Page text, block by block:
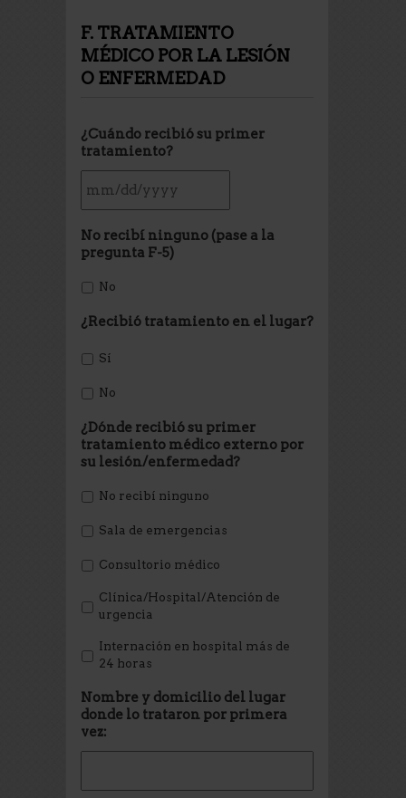
F. TRATAMIENTO
MÉDICO POR LA LESIÓN
O ENFERMEDAD
¿Cuándo recibió su primer
tratamiento?
No recibí ninguno (pase a la
pregunta F-5)
No
¿Recibió tratamiento en el lugar?
Sí
No
¿Dónde recibió su primer
tratamiento médico externo por
su lesión/enfermedad?
No recibí ninguno
Sala de emergencias
Consultorio médico
Clínica/Hospital/Atención de
urgencia
Internación en hospital más de
24 horas
Nombre y domicilio del lugar
donde lo trataron por primera
vez: